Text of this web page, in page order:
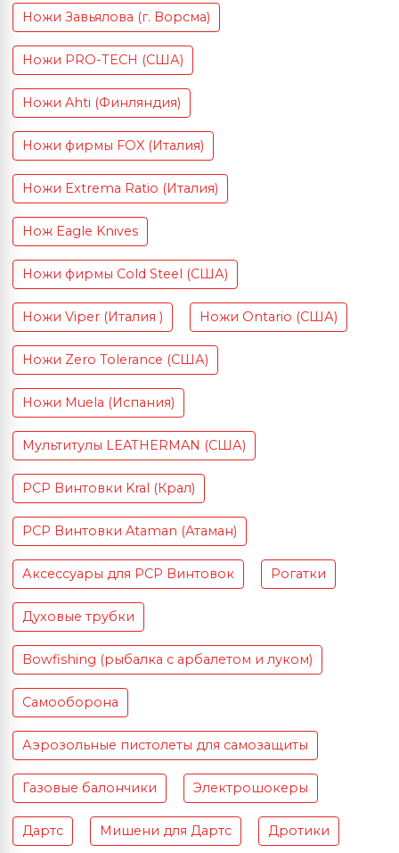
Ножи Завьялова (г. Ворсма)
Ножи PRO-TECH (США)
Ножи Ahti (Финляндия)
Ножи фирмы FOX (Италия)
Ножи Extrema Ratio (Италия)
Нож Eagle Knives
Ножи фирмы Cold Steel (США)
Ножи Viper (Италия ) Ножи Ontario (США)
Ножи Zero Tolerance (США)
Ножи Muela (Испания)
Мультитулы LEATHERMAN (США)
PCP Винтовки Kral (Крал)
PCP Винтовки Ataman (Атаман)
Аксессуары для PCP Винтовок Рогатки
Духовые трубки
Bowfishing (рыбалка с арбалетом и луком)
Самооборона
Аэрозольные пистолеты для самозащиты
Газовые балончики Электрошокеры
Дартс Мишени для Дартс Дротики